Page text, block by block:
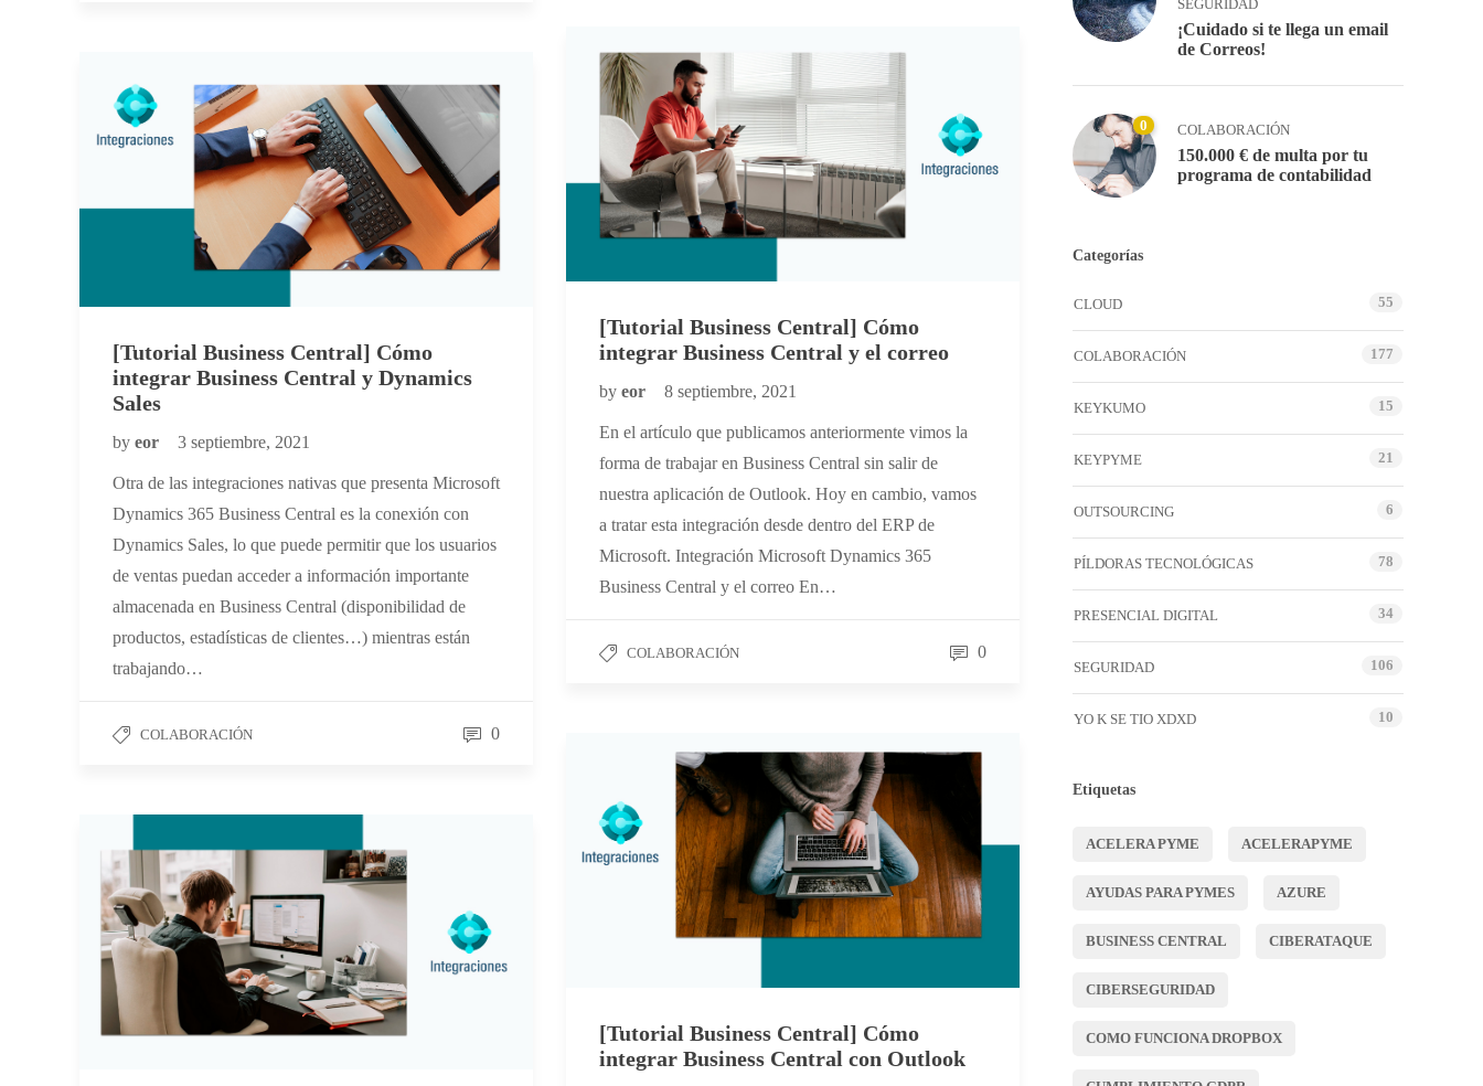
[Tutorial Business Central] Cómo
integrar Business Central y el correo
by eor 8 septiembre, 2021
En el artículo que publicamos anteriormente vimos la
forma de trabajar en Business Central sin salir de
nuestra aplicación de Outlook. Hoy en cambio, vamos
a tratar esta integración desde dentro del ERP de
Microsoft. Integración Microsoft Dynamics 365
Business Central y el correo En…
COLABORACIÓN 0
[Tutorial Business Central] Cómo
integrar Business Central y Dynamics
Sales
by eor 3 septiembre, 2021
Otra de las integraciones nativas que presenta Microsoft
Dynamics 365 Business Central es la conexión con
Dynamics Sales, lo que puede permitir que los usuarios
de ventas puedan acceder a información importante
almacenada en Business Central (disponibilidad de
productos, estadísticas de clientes…) mientras están
trabajando…
COLABORACIÓN 0
[Tutorial Business Central] Cómo
integrar Business Central con Outlook
SEGURIDAD
¡Cuidado si te llega un email
de Correos!
0 COLABORACIÓN
150.000 € de multa por tu
programa de contabilidad
Categorías
CLOUD 55
COLABORACIÓN 177
KEYKUMO 15
KEYPYME 21
OUTSOURCING 6
PÍLDORAS TECNOLÓGICAS 78
PRESENCIAL DIGITAL 34
SEGURIDAD 106
YO K SE TIO XDXD 10
Etiquetas
ACELERA PYME ACELERAPYME
AYUDAS PARA PYMES AZURE
BUSINESS CENTRAL CIBERATAQUE
CIBERSEGURIDAD
COMO FUNCIONA DROPBOX